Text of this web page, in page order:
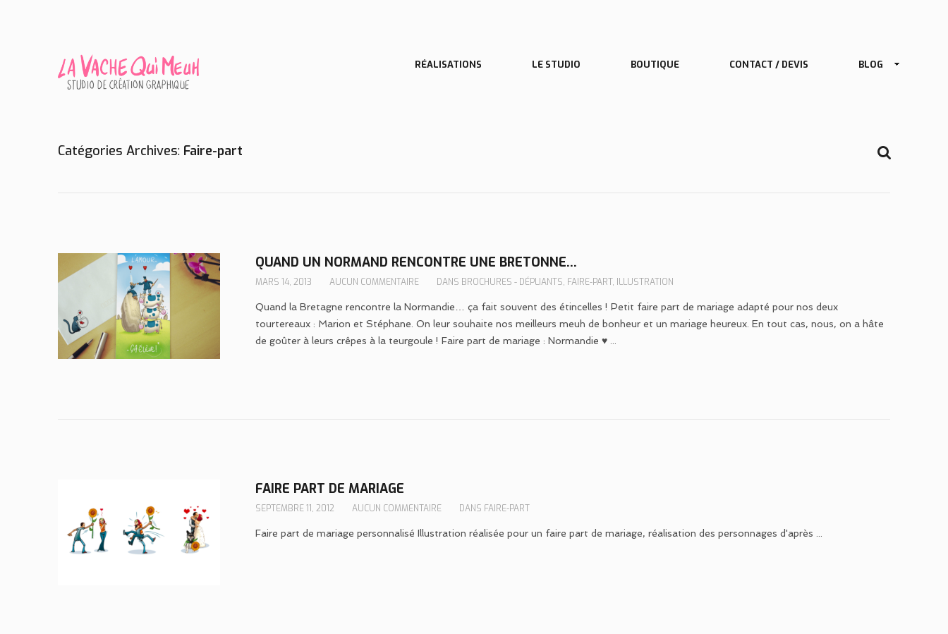
Catégories Archives Faire-part
QUAND UN NORMAND RENCONTRE UNE BRETONNE…
MARS 14, 2013 AUCUN COMMENTAIRE DANS BROCHURES - DÉPLIANTS, FAIRE-PART, ILLUSTRATION
Quand la Bretagne rencontre la Normandie… ça fait souvent des étincelles ! Petit faire part de mariage adapté pour nos deux
tourtereaux : Marion et Stéphane. On leur souhaite nos meilleurs meuh de bonheur et un mariage heureux. En tout cas, nous, on a hâte
de goûter à leurs crêpes à la teurgoule ! Faire part de mariage : Normandie ♥ ...
FAIRE PART DE MARIAGE
SEPTEMBRE 11, 2012 AUCUN COMMENTAIRE DANS FAIRE-PART
Faire part de mariage personnalisé Illustration réalisée pour un faire part de mariage, réalisation des personnages d'après ...